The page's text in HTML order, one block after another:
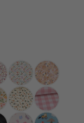
FleuretteBouquet
Léopard
roses
9mm